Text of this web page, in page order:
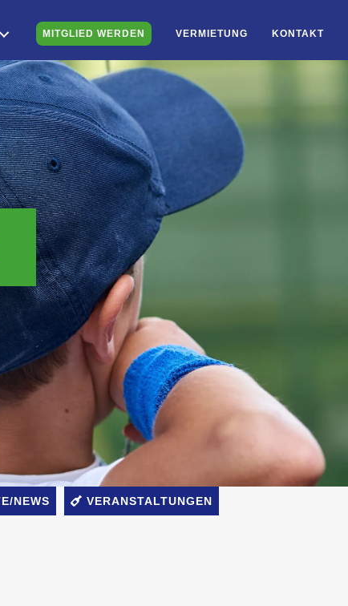
MITGLIED WERDEN VERMIETUNG KONTAKT
NEWS VERANSTALTUNGEN